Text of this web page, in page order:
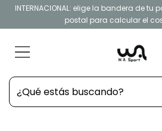
INTERNACIONAL: elige la bandera de
postal para calcular el